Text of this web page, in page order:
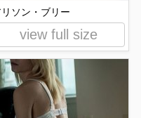
リソン・ブリー
view full size